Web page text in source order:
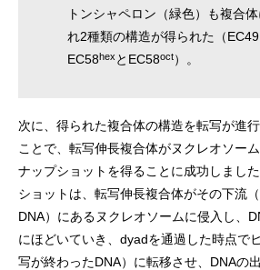
トンシャペロン（緑色）も複合
れ2種類の構造が得られた（
EC58hexとEC58oct）。
次に、得られた複合体の構造を転写が進
ことで、転写伸長複合体がヌクレオソー
ナップショットを得ることに成功しまし
ショットは、転写伸長複合体がその下流
DNA）にあるヌクレオソームに侵入し、
にほどいていき、dyadを通過した時点で
写が終わったDNA）に転移させ、DNAの